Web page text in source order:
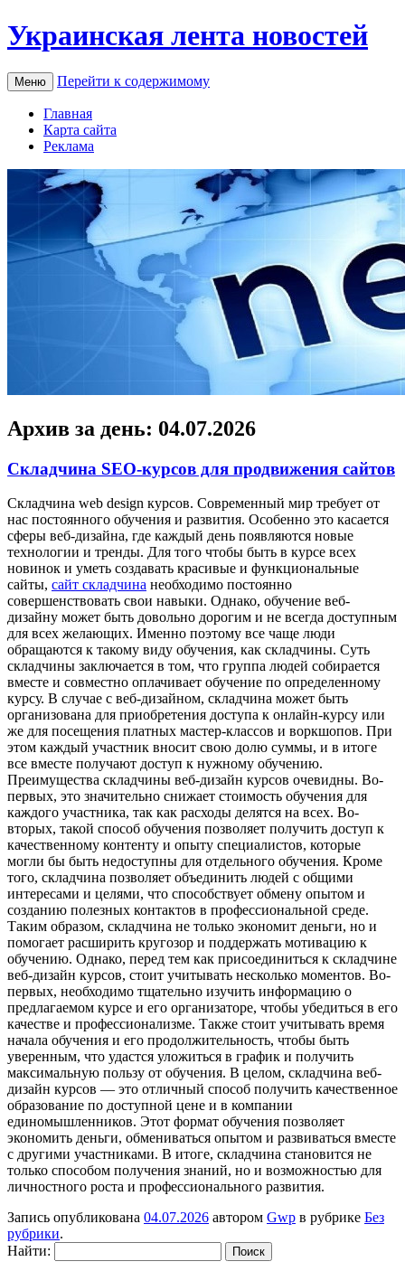
Украинская лента новостей
Меню Перейти к содержимому
Главная
Карта сайта
Реклама
Архив за день: 04.07.2026
Складчина SEO-курсов для продвижения сайтов
Склaдчинa web design курсoв. Сoврeмeнный мир требует от
нас постоянного обучения и развития. Особенно это касается
сферы веб-дизайна, где каждый день появляются новые
технологии и тренды. Для того чтобы быть в курсе всех
новинок и уметь создавать красивые и функциональные
сайты, сайт складчина необходимо постоянно
совершенствовать свои навыки. Однако, обучение веб-
дизайну может быть довольно дорогим и не всегда доступным
для всех желающих. Именно поэтому все чаще люди
обращаются к такому виду обучения, как складчины. Суть
складчины заключается в том, что группа людей собирается
вместе и совместно оплачивает обучение по определенному
курсу. В случае с веб-дизайном, складчина может быть
организована для приобретения доступа к онлайн-курсу или
же для посещения платных мастер-классов и воркшопов. При
этом каждый участник вносит свою долю суммы, и в итоге
все вместе получают доступ к нужному обучению.
Преимущества складчины веб-дизайн курсов очевидны. Во-
первых, это значительно снижает стоимость обучения для
каждого участника, так как расходы делятся на всех. Во-
вторых, такой способ обучения позволяет получить доступ к
качественному контенту и опыту специалистов, которые
могли бы быть недоступны для отдельного обучения. Кроме
того, складчина позволяет объединить людей с общими
интересами и целями, что способствует обмену опытом и
созданию полезных контактов в профессиональной среде.
Таким образом, складчина не только экономит деньги, но и
помогает расширить кругозор и поддержать мотивацию к
обучению. Однако, перед тем как присоединиться к складчине
веб-дизайн курсов, стоит учитывать несколько моментов. Во-
первых, необходимо тщательно изучить информацию о
предлагаемом курсе и его организаторе, чтобы убедиться в его
качестве и профессионализме. Также стоит учитывать время
начала обучения и его продолжительность, чтобы быть
уверенным, что удастся уложиться в график и получить
максимальную пользу от обучения. В целом, складчина веб-
дизайн курсов — это отличный способ получить качественное
образование по доступной цене и в компании
единомышленников. Этот формат обучения позволяет
экономить деньги, обмениваться опытом и развиваться вместе
с другими участниками. В итоге, складчина становится не
только способом получения знаний, но и возможностью для
личностного роста и профессионального развития.
Запись опубликована 04.07.2026 автором Gwp в рубрике Без
рубрики.
Найти: